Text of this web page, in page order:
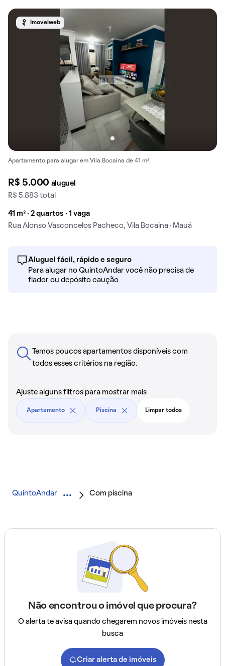
Imovelweb
Apartamento para alugar em Vila Bocaina de 41 m².
R$ 5.000 aluguel
R$ 5.883 total
41 m² · 2 quartos · 1 vaga
Rua Alonso Vasconcelos Pacheco, Vila Bocaina · Mauá
Aluguel fácil, rápido e seguro
Para alugar no QuintoAndar você não precisa de
fiador ou depósito caução
Temos poucos apartamentos disponíveis com
todos esses critérios na região.
Ajuste alguns filtros para mostrar mais
Apartamento Piscina Limpar todos
QuintoAndar Com piscina
Não encontrou o imóvel que procura?
O alerta te avisa quando chegarem novos imóveis nesta
busca
Criar alerta de imóveis